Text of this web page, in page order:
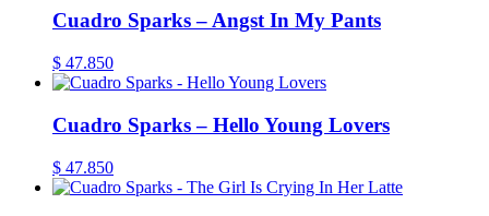
Cuadro Sparks – Angst In My Pants
$ 47.850
Cuadro Sparks – Hello Young Lovers
$ 47.850